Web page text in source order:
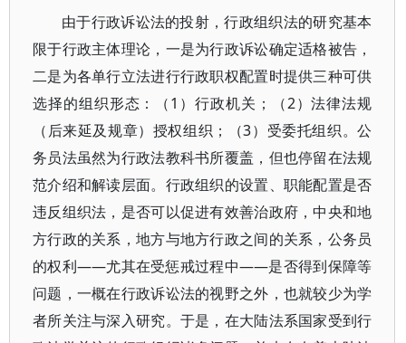
由于行政诉讼法的投射，行政组织法的研究基本
限于行政主体理论，一是为行政诉讼确定适格被告，
二是为各单行立法进行行政职权配置时提供三种可供
选择的组织形态：（1）行政机关；（2）法律法规
（后来延及规章）授权组织；（3）受委托组织。公
务员法虽然为行政法教科书所覆盖，但也停留在法规
范介绍和解读层面。行政组织的设置、职能配置是否
违反组织法，是否可以促进有效善治政府，中央和地
方行政的关系，地方与地方行政之间的关系，公务员
的权利——尤其在受惩戒过程中——是否得到保障等
问题，一概在行政诉讼法的视野之外，也就较少为学
者所关注与深入研究。于是，在大陆法系国家受到行